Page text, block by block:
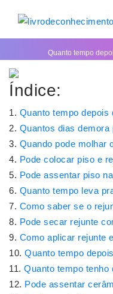
Quanto tempo
Índice:
Quanto tempo
Quantos dias
Quando pode molhar
Pode colocar piso e
Pode assentar piso
Quanto tempo leva
Como saber se o
Pode secar rejunte
Como aplicar rejunte
Quanto tempo
Quanto tempo tenho
Pode assentar